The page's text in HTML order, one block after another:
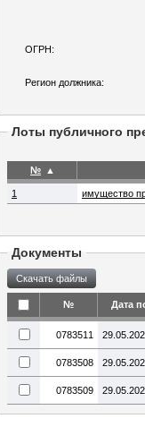
ОГРН:
Регион должника:
Лоты публичного
№ ▲
1 имущество
Документы
№ Дата
0783511
0783508
0783509